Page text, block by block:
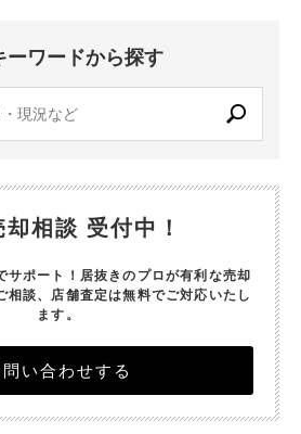
ーワードから探す
相談 受付中！
サポート！居抜きのプロが有利な売却
相談、店舗査定は無料でご対応いたし
ます。
問い合わせする